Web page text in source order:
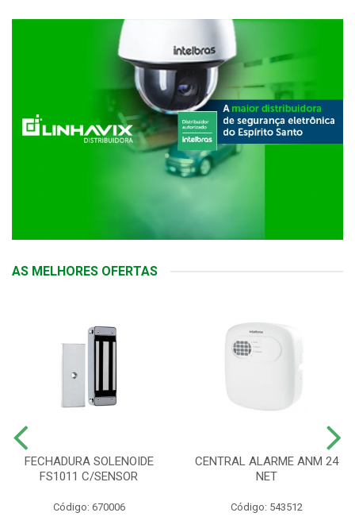
AS MELHORES OFERTAS
FECHADURA SOLENOIDE
FS1011 C/SENSOR
Código: 670006
CENTRAL ALARME ANM 24
NET
Código: 543512